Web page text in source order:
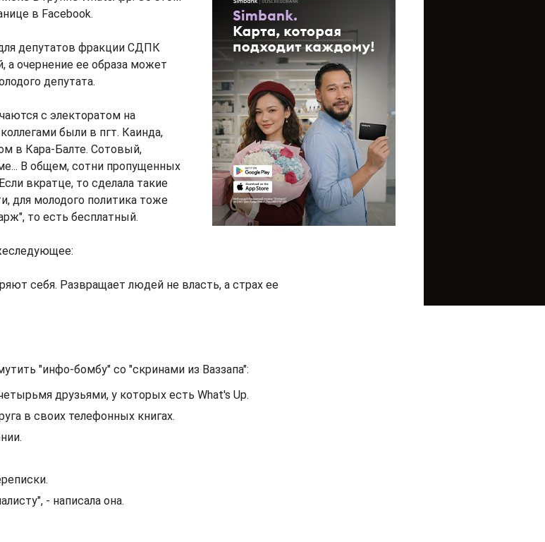
в Facebook.
депутатов фракции СДПК
а очернение ее образа может
депутата.
с электоратом на
были в пгт. Каинда,
в Кара-Балте. Сотовый,
В общем, сотни пропущенных
вкратце, то сделала такие
для молодого политика тоже
то есть бесплатный.
себя. Развращает людей не власть, а страх ее
"инфо-бомбу" со "скринами из Ваззапа":
друзьями, у которых есть What's Up.
в своих телефонных книгах.
- написала она.